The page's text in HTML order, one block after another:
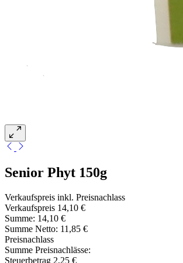
Senior Phyt 150g
Verkaufspreis inkl. Preisnachlass
Verkaufspreis 14,10 €
Summe: 14,10 €
Summe Netto: 11,85 €
Preisnachlass
Summe Preisnachlässe:
Steuerbetrag 2,25 €